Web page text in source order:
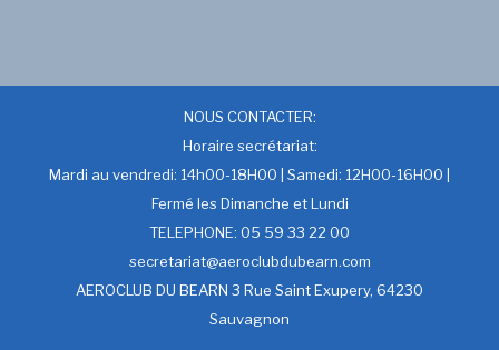
NOUS CONTACTER:
Horaire secrétariat:
Mardi au vendredi: 14h00-18H00 | Samedi: 12H00-16H00 |
Fermé les Dimanche et Lundi
TELEPHONE: 05 59 33 22 00
secretariat@aeroclubdubearn.com
AEROCLUB DU BEARN 3 Rue Saint Exupery, 64230
Sauvagnon